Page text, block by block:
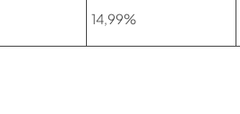
14,99%